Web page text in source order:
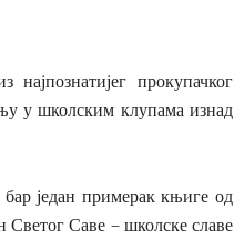
прокупачког
у школским клупама изнад
један примерак књиге од
Светог Саве – школске славе